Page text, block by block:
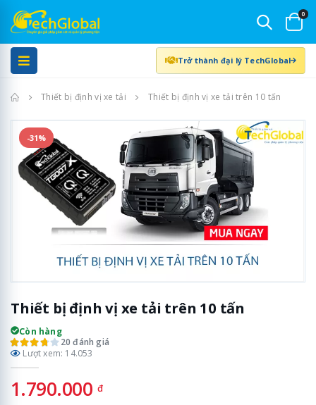
0
Trở thành đại lý TechGlobal
Trang chủThiết bị định vị xe tải Thiết bị định vị xe tải trên 10 tấn
-31%
Thiết bị định vị xe tải trên 10 tấn
Còn hàng
20 đánh giá
Lượt xem: 14.053
1.790.000 đ